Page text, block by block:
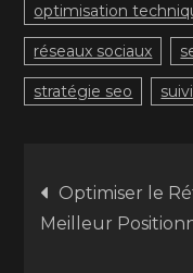
optimisation
réseaux sociaux
stratégie seo suivi
de
Optimiser le
Meilleur